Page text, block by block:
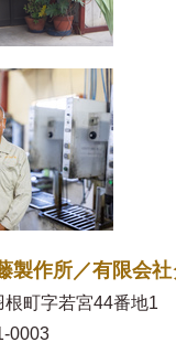
製作所／有限会社
町字若宮44番地1
0003